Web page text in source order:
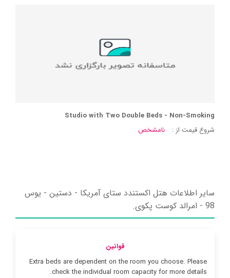
Studio with Two Double Beds - Non-Smoking
شروع قیمت از :
نامشخص
سایر اطلاعات هتل اکستندد ستای آمریکا - دستین - یوس
98 - امرالد کوست پکوی.
قوانین
Extra beds are dependent on the room you choose. Please
check the individual room capacity for more details.